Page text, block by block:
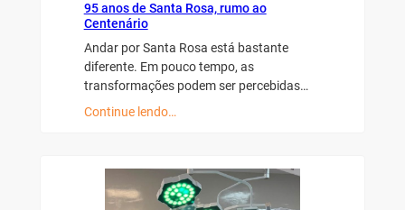
95 anos de Santa Rosa, rumo ao
Centenário
Andar por Santa Rosa está bastante
diferente. Em pouco tempo, as
transformações podem ser percebidas…
Continue lendo…